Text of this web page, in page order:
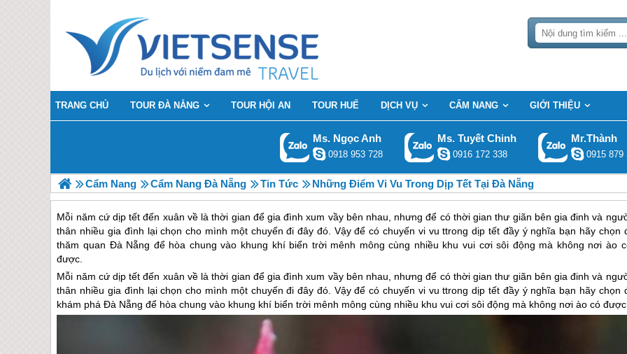
TRANG CHỦ TOUR ĐÀ NẴNG TOUR HỘI AN TOUR HUẾ DỊCH VỤ CẨM NANG GIỚI THIỆU
Ms. Ngọc Anh
0918 953 728
Ms. Tuyết Chinh
0916 172 338
Mr.Thành
0915 879
Cẩm Nang Cẩm Nang Đà Nẵng Tin Tức Những Điểm Vi Vu Trong Dịp Tết Tại Đà Nẵng
Mỗi năm cứ dịp tết đến xuân về là thời gian để gia đình xum vầy bên nhau, nhưng để có thời gian thư giãn bên gia đinh và
thân nhiều gia đình lại chọn cho mình một chuyến đi đây đó. Vậy để có chuyến vi vu ttrong dịp tết đầy ý nghĩa bạn hãy chọn
thăm quan Đà Nẵng để hòa chung vào khung khí biển trời mênh mông cùng nhiều khu vui cơi sôi động mà không nơi ào
được.
Mỗi năm cứ dịp tết đến xuân về là thời gian để gia đình xum vầy bên nhau, nhưng để có thời gian thư giãn bên gia đinh và
thân nhiều gia đình lại chọn cho mình một chuyến đi đây đó. Vậy để có chuyến vi vu ttrong dịp tết đầy ý nghĩa bạn hãy chọn
khám pháĐà Nẵng để hòa chung vào khung khí biển trời mênh mông cùng nhiều khu vui cơi sôi động mà không nơi ào có